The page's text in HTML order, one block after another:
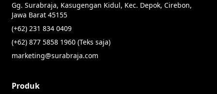
Gg. Surabraja, Kasugengan Kidul, Kec. Depok, Cirebon,
Jawa Barat 45155
(+62) 231 834 0409
(+62) 877 5858 1960 (Teks saja)
marketing@surabraja.com
Produk